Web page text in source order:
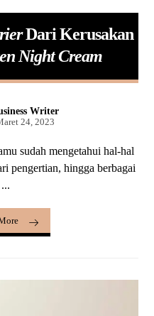
Dari Kerusakan
Night Cream
Writer
24, 2023
sudah mengetahui hal-hal
pengertian, hingga berbagai
...